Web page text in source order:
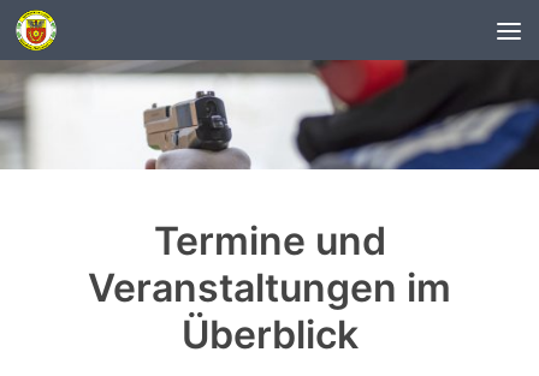
Unter dem Inhalt
Termine und
Veranstaltungen im
Überblick